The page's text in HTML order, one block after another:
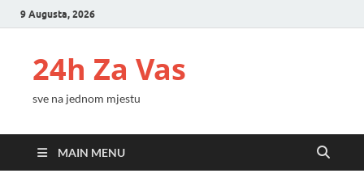
9 Augusta, 2026
24h Za Vas
sve na jednom mjestu
MAIN MENU